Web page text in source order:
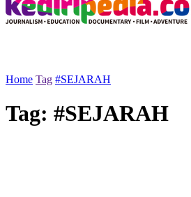
Home Tag #SEJARAH
Tag: #SEJARAH